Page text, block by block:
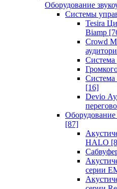
Оборудование
Системы
Tesira
Biamp
Crowd
Система
Система
[16]
Devio
Оборудование
[87]
HALO
серии